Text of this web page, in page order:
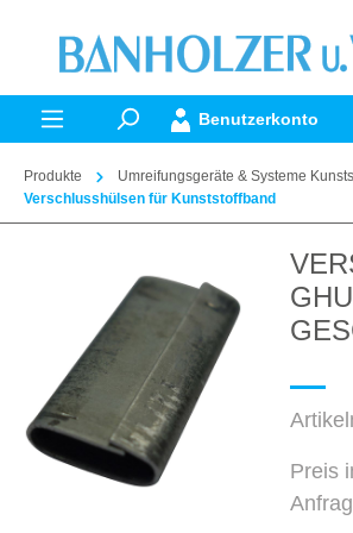
springen
Benutzerkonto
Produkte
Umreifungsgeräte & Systeme
Verschlusshülsen für Kunststoffband
Preis